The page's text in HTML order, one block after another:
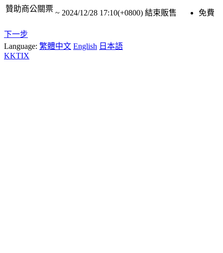
贊助商公關票 ~ 2024/12/28 17:10(+0800) 結束販售 免費
下一步
Language: 繁體中文 English 日本語
KKTIX